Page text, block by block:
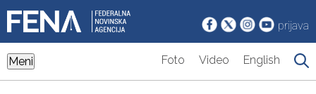
prijava
Meni Foto Video English